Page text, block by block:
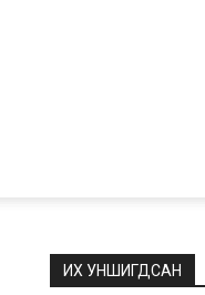
ИХ УНШИГДСАН